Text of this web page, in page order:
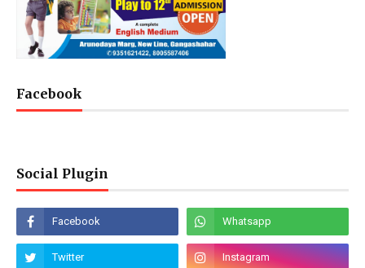
Facebook
Social Plugin